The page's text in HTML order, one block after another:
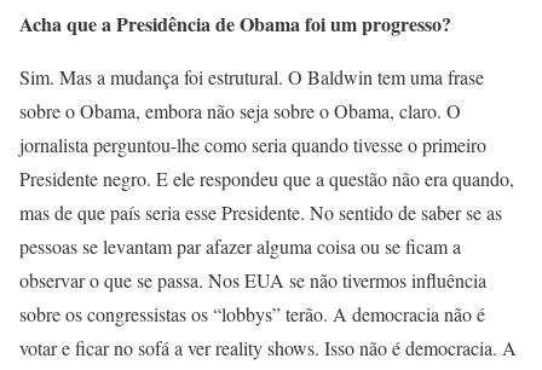
Acha que a Presidência de Obama foi um progresso?
Sim. Mas a mudança foi estrutural. O Baldwin tem uma frase
sobre o Obama, embora não seja sobre o Obama, claro. O
jornalista perguntou-lhe como seria quando tivesse o primeiro
Presidente negro. E ele respondeu que a questão não era quando,
mas de que país seria esse Presidente. No sentido de saber se as
pessoas se levantam par afazer alguma coisa ou se ficam a
observar o que se passa. Nos EUA se não tivermos influência
sobre os congressistas os “lobbys” terão. A democracia não é
votar e ficar no sofá a ver reality shows. Isso não é democracia. A